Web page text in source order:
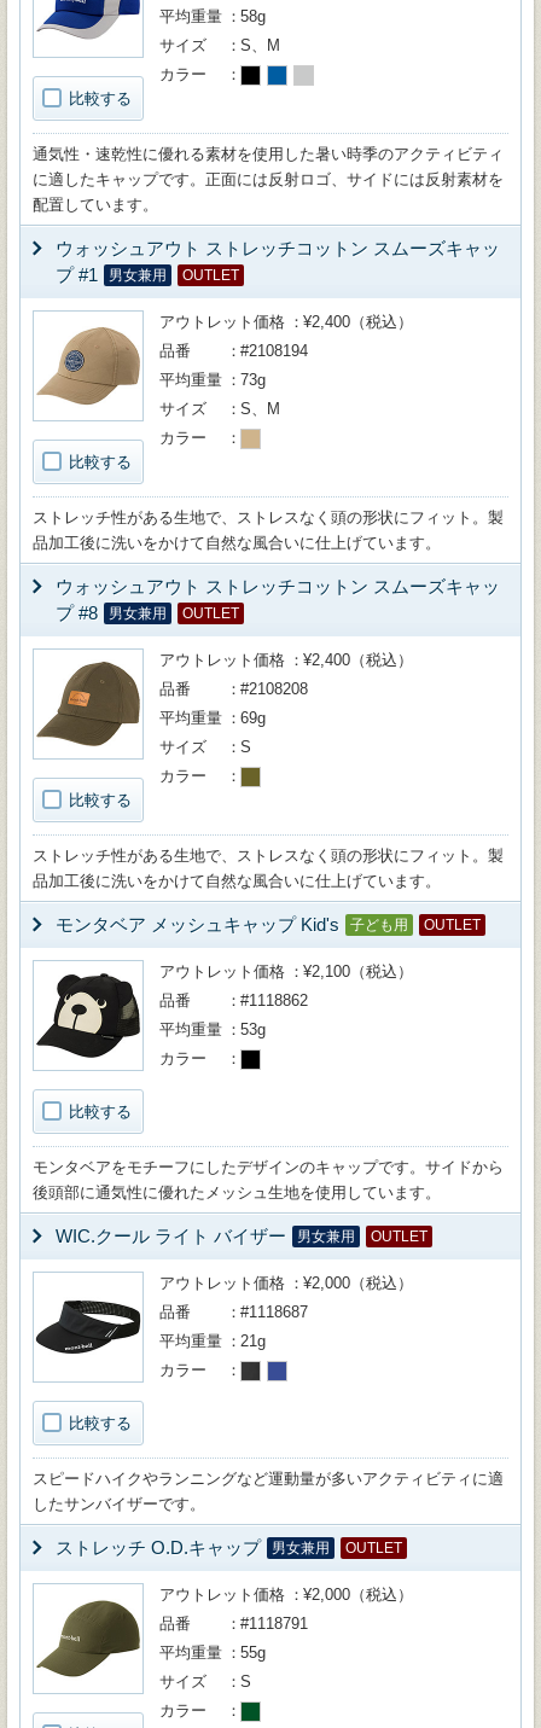
比較する
平均重量
58g
サイズ
S、M
カラー
通気性・速乾性に優れる素材を使用した暑い時季のアクティビティ
に適したキャップです。正面には反射ロゴ、サイドには反射素材を
配置しています。
ウォッシュアウト ストレッチコットン スムーズキャッ
プ #1
男女兼用 OUTLET
比較する
アウトレット価格
¥2,400（税込）
品番
#2108194
平均重量
73g
サイズ
S、M
カラー
ストレッチ性がある生地で、ストレスなく頭の形状にフィット。製
品加工後に洗いをかけて自然な風合いに仕上げています。
ウォッシュアウト ストレッチコットン スムーズキャッ
プ #8
男女兼用 OUTLET
比較する
アウトレット価格
¥2,400（税込）
品番
#2108208
平均重量
69g
サイズ
S
カラー
ストレッチ性がある生地で、ストレスなく頭の形状にフィット。製
品加工後に洗いをかけて自然な風合いに仕上げています。
モンタベア メッシュキャップ Kid's 子ども用 OUTLET
比較する
アウトレット価格
¥2,100（税込）
品番
#1118862
平均重量
53g
カラー
モンタベアをモチーフにしたデザインのキャップです。サイドから
後頭部に通気性に優れたメッシュ生地を使用しています。
WIC.クール ライト バイザー 男女兼用 OUTLET
比較する
アウトレット価格
¥2,000（税込）
品番
#1118687
平均重量
21g
カラー
スピードハイクやランニングなど運動量が多いアクティビティに適
したサンバイザーです。
ストレッチ O.D.キャップ 男女兼用 OUTLET
アウトレット価格
¥2,000（税込）
品番
#1118791
平均重量
55g
サイズ
S
カラー